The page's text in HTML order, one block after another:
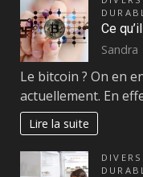
Ce
Sandra
Le bitcoin ? On en
actuellement. En
Lire la suite